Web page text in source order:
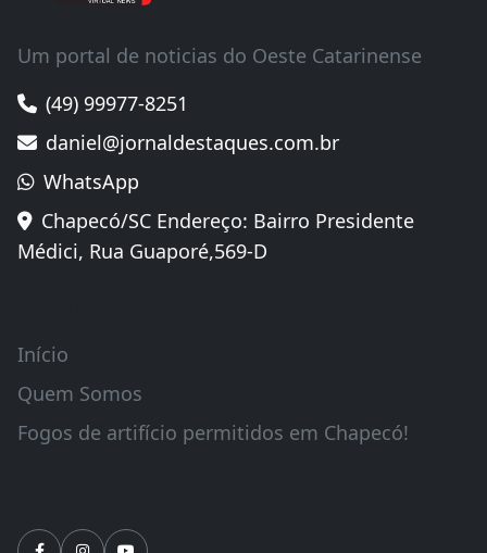
Um portal de noticias do Oeste Catarinense
(49) 99977-8251
daniel@jornaldestaques.com.br
WhatsApp
Chapecó/SC Endereço: Bairro Presidente
Médici, Rua Guaporé,569-D
Início
Quem Somos
Fogos de artifício permitidos em Chapecó!